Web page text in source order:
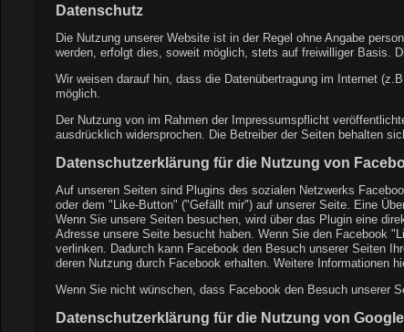
Datenschutz
Die Nutzung unserer Website ist in der Regel ohne Angabe
werden, erfolgt dies, soweit möglich, stets auf freiwilliger Basis.
Wir weisen darauf hin, dass die Datenübertragung im Internet
möglich.
Der Nutzung von im Rahmen der Impressumspflicht
ausdrücklich widersprochen. Die Betreiber der Seiten behalten
Datenschutzerklärung für die Nutzung von
Auf unseren Seiten sind Plugins des sozialen Netzwerks
oder dem "Like-Button" ("Gefällt mir") auf unserer Seite. Eine
Wenn Sie unsere Seiten besuchen, wird über das Plugin eine
Adresse unsere Seite besucht haben. Wenn Sie den Facebook
verlinken. Dadurch kann Facebook den Besuch unserer Seiten
deren Nutzung durch Facebook erhalten. Weitere Informationen
Wenn Sie nicht wünschen, dass Facebook den Besuch unserer
Datenschutzerklärung für die Nutzung von